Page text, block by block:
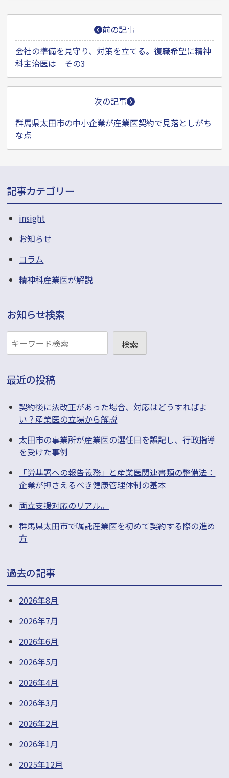
投
稿
ナ
ビ
ゲ
シ
ョ
ン
前の記事
会社の準備を見守り、対策を立てる。復職希望に精神
科主治医は その3
次の記事
群馬県太田市の中小企業が産業医契約で見落としがち
な点
記事カテゴリー
insight
お知らせ
コラム
精神科産業医が解説
お知らせ検索
お
知
ら
せ
検
検索
最近の投稿
契約後に法改正があった場合、対応はどうすればよ
い？産業医の立場から解説
太田市の事業所が産業医の選任日を誤記し、行政指導
を受けた事例
「労基署への報告義務」と産業医関連書類の整備法：
企業が押さえるべき健康管理体制の基本
両立支援対応のリアル。
群馬県太田市で嘱託産業医を初めて契約する際の進め
方
過去の記事
2026年8月
2026年7月
2026年6月
2026年5月
2026年4月
2026年3月
2026年2月
2026年1月
2025年12月